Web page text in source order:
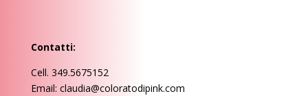
Contatti:
Cell. 349.5675152
Email: claudia@coloratodipink.com